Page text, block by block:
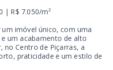
| R$ 7.050/m²
um imóvel único, com uma
um acabamento de alto
no Centro de Piçarras, a
praticidade e um estilo de